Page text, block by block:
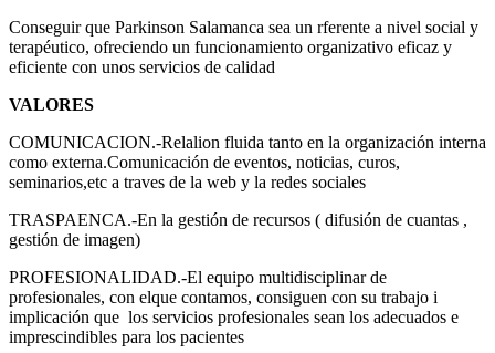
Conseguir que Parkinson Salamanca sea un rferente a nivel social y
terapéutico, ofreciendo un funcionamiento organizativo eficaz y
eficiente con unos servicios de calidad
VALORES
COMUNICACION.-Relalion fluida tanto en la organización interna
como externa.Comunicación de eventos, noticias, curos,
seminarios,etc a traves de la web y la redes sociales
TRASPAENCA.-En la gestión de recursos ( difusión de cuantas ,
gestión de imagen)
PROFESIONALIDAD.-El equipo multidisciplinar de
profesionales, con elque contamos, consiguen con su trabajo i
implicación que los servicios profesionales sean los adecuados e
imprescindibles para los pacientes